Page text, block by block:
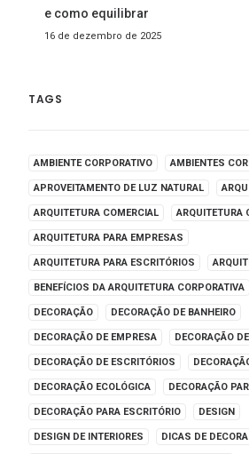
e como equilibrar
16 de dezembro de 2025
TAGS
AMBIENTE CORPORATIVO AMBIENTES
APROVEITAMENTO DE LUZ NATURAL
ARQUITETURA COMERCIAL ARQUITETURA
ARQUITETURA PARA EMPRESAS
ARQUITETURA PARA ESCRITÓRIOS
BENEFÍCIOS DA ARQUITETURA CORPORATIVA
DECORAÇÃO DECORAÇÃO DE BANHEIRO
DECORAÇÃO DE EMPRESA DECORAÇÃO
DECORAÇÃO DE ESCRITÓRIOS
DECORAÇÃO ECOLÓGICA DECORAÇÃO
DECORAÇÃO PARA ESCRITÓRIO DESIGN
DESIGN DE INTERIORES DICAS DE